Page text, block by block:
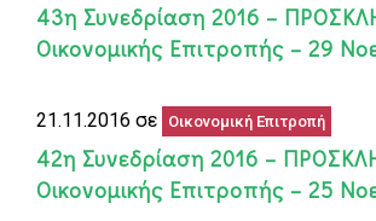
43η Συνεδρίαση 2016 –
Οικονομικής Επιτροπής – 29
21.11.2016 σε Οικονομική Επιτροπή
42η Συνεδρίαση 2016 –
Οικονομικής Επιτροπής – 25